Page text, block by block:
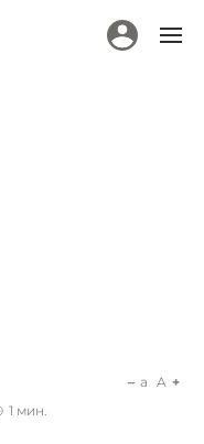
1 мин.
a A